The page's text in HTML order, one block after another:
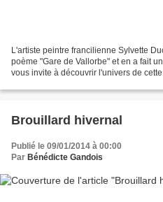
L'artiste peintre francilienne Sylvette
poème "Gare de Vallorbe" et en a fait
vous invite à découvrir l'univers de
Brouillard hivernal
Publié le 09/01/2014 à 00:00
Par Bénédicte Gandois